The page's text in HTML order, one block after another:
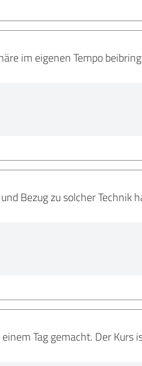
im eigenen Tempo
Bezug zu solcher Technik
Tag gemacht. Der